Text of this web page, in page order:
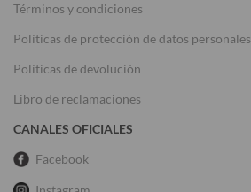
Términos y condiciones
Políticas de protección de datos personales
Políticas de devolución
Libro de reclamaciones
CANALES OFICIALES
Facebook